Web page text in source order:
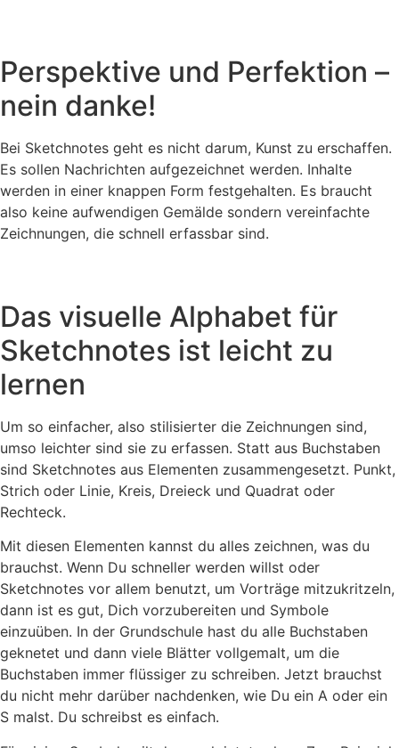
Perspektive und Perfektion –
nein danke!
Bei Sketchnotes geht es nicht darum, Kunst zu erschaffen.
Es sollen Nachrichten aufgezeichnet werden. Inhalte
werden in einer knappen Form festgehalten. Es braucht
also keine aufwendigen Gemälde sondern vereinfachte
Zeichnungen, die schnell erfassbar sind.
Das visuelle Alphabet für
Sketchnotes ist leicht zu
lernen
Um so einfacher, also stilisierter die Zeichnungen sind,
umso leichter sind sie zu erfassen. Statt aus Buchstaben
sind Sketchnotes aus Elementen zusammengesetzt. Punkt,
Strich oder Linie, Kreis, Dreieck und Quadrat oder
Rechteck.
Mit diesen Elementen kannst du alles zeichnen, was du
brauchst. Wenn Du schneller werden willst oder
Sketchnotes vor allem benutzt, um Vorträge mitzukritzeln,
dann ist es gut, Dich vorzubereiten und Symbole
einzuüben. In der Grundschule hast du alle Buchstaben
geknetet und dann viele Blätter vollgemalt, um die
Buchstaben immer flüssiger zu schreiben. Jetzt brauchst
du nicht mehr darüber nachdenken, wie Du ein A oder ein
S malst. Du schreibst es einfach.